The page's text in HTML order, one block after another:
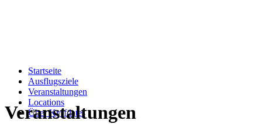
Startseite
Ausflugsziele
Veranstaltungen
Locations
Über Kyffdates
Veranstaltungen